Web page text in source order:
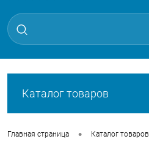
Каталог товаров
Главная страница • Каталог товаров
Разбейте
без переплат